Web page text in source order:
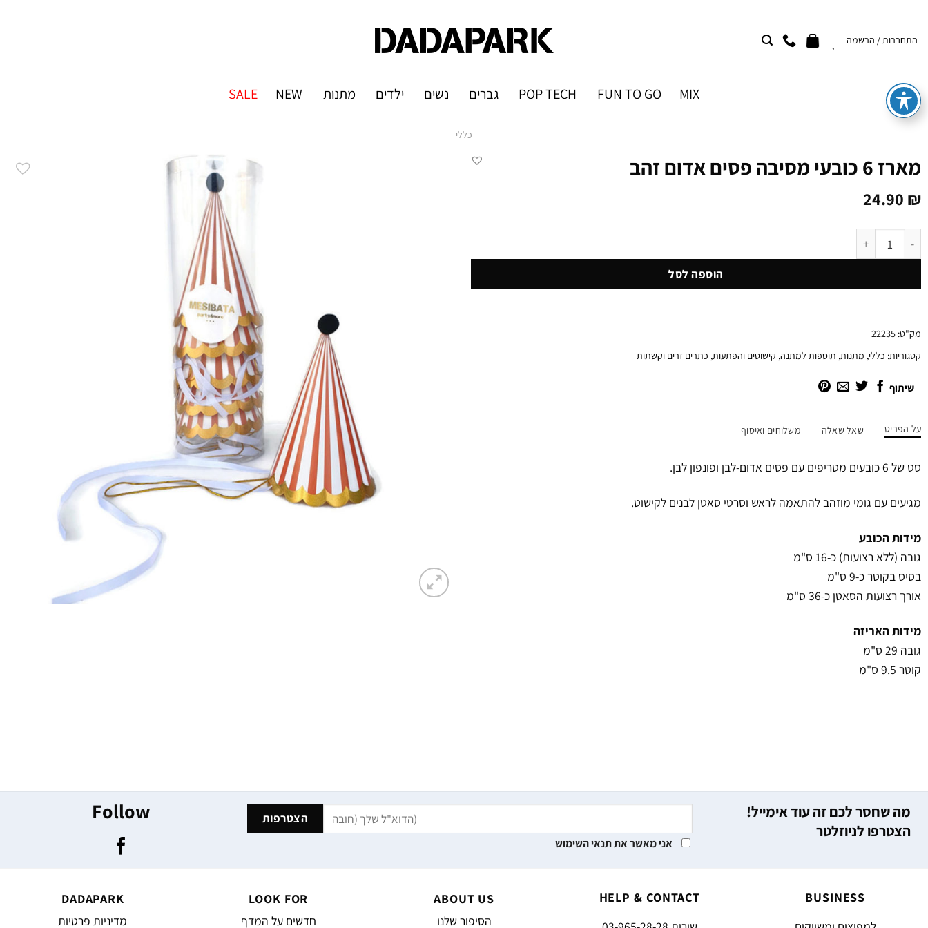
content
התחברות / הרשמה
MIX
FUN TO GO
POP TECH גברים נשים ילדים מתנות NEW
SALE
כללי
מארז 6 כובעי מסיבה פסים אדום זהב
24.90 ₪
הוספה לסל
מק"ט: 22235
קטגוריות: כללי, מתנות, תוספות למתנה, קישוטים והפתעות, כתרים זרים וקשתות
שיתוף
על הפריט שאל שאלה משלוחים ואיסוף
סט של 6 כובעים מטריפים עם פסים אדום-לבן ופונפון לבן.
מגיעים עם גומי מוזהב להתאמה לראש וסרטי סאטן לבנים לקישוט.
מידות הכובע
גובה (ללא רצועות) כ-16 ס"מ
בסיס בקוטר כ-9 ס"מ
אורך רצועות הסאטן כ-36 ס"מ
מידות האריזה
גובה 29 ס"מ
קוטר 9.5 ס"מ
מה שחסר לכם זה עוד אימייל!
הצטרפו לניוזלטר
אני מאשר את תנאי השימוש
Follow
BUSINESS
HELP & CONTACT
ABOUT US
הסיפור שלנו
LOOK FOR
חדשים על המדף
DADAPARK
מדיניות פרטיות